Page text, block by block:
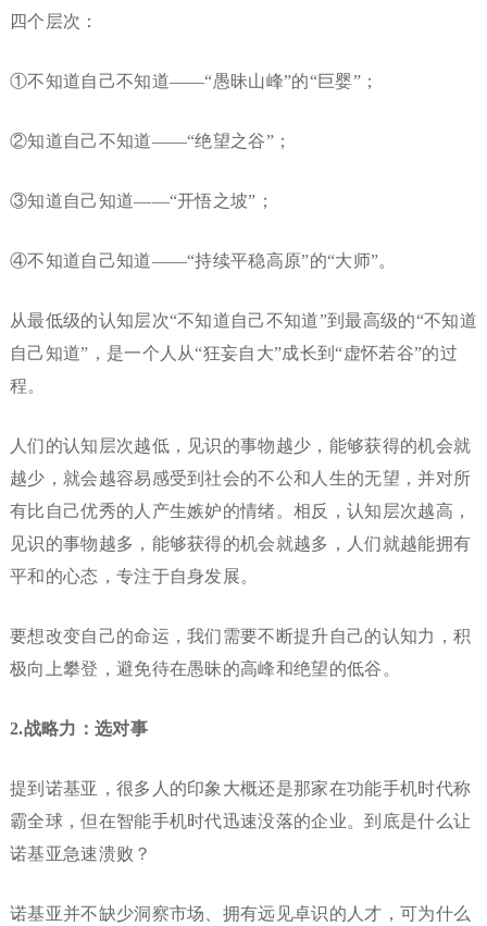
四个层次：
①不知道自己不知道——“愚昧山峰”的“巨婴”；
②知道自己不知道——“绝望之谷”；
③知道自己知道——“开悟之坡”；
④不知道自己知道——“持续平稳高原”的“大师”。
从最低级的认知层次“不知道自己不知道”到最高级的“不知道
自己知道”，是一个人从“狂妄自大”成长到“虚怀若谷”的过
程。
人们的认知层次越低，见识的事物越少，能够获得的机会就
越少，就会越容易感受到社会的不公和人生的无望，并对所
有比自己优秀的人产生嫉妒的情绪。相反，认知层次越高，
见识的事物越多，能够获得的机会就越多，人们就越能拥有
平和的心态，专注于自身发展。
要想改变自己的命运，我们需要不断提升自己的认知力，积
极向上攀登，避免待在愚昧的高峰和绝望的低谷。
2.战略力：选对事
提到诺基亚，很多人的印象大概还是那家在功能手机时代称
霸全球，但在智能手机时代迅速没落的企业。到底是什么让
诺基亚急速溃败？
诺基亚并不缺少洞察市场、拥有远见卓识的人才，可为什么